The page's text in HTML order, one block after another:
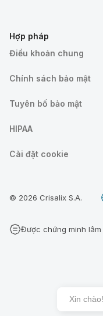
Hợp pháp
Điều khoản chung
Chính sách bảo mật
Tuyên bố bảo mật
HIPAA
Cài đặt cookie
© 2026 Crisalix S.A.
Được chứng minh lâm
Xin